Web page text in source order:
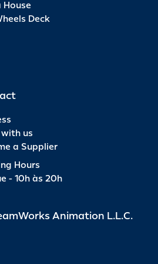
House
Deck
us
a Supplier
Hours
- 10h às 20h
Animation L.L.C.